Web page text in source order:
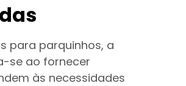
para parquinhos, a
se ao fornecer
às necessidades